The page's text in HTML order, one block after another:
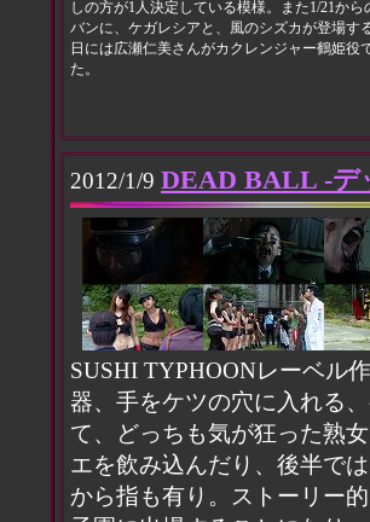
しの方が1人決定している模様。また1/21から
バンに、ケガレシアと、風のシズカが登場す
日には広瀬仁美さんがカクレンジャー鶴姫役
た。
2012/1/9 DEAD BALL -デ
SUSHI TYPHOONレーベル
器、手をケツの穴に入れる
て、どっちも気が狂った熟
エを飲み込んだり、後半で
から指も有り。ストーリー